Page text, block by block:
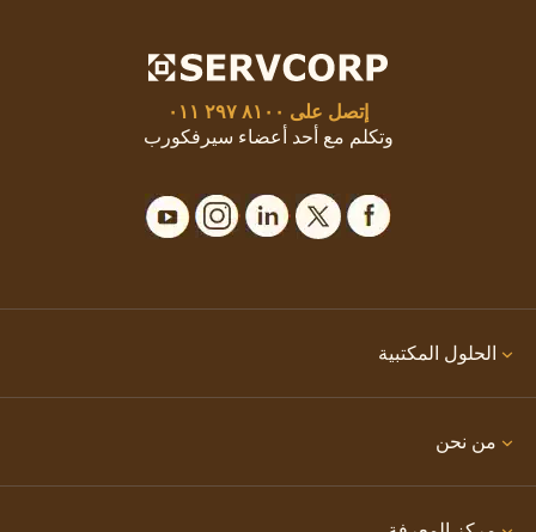
إتصل على ٨١٠٠ ٢٩٧ ٠١١
وتكلم مع أحد أعضاء سيرفكورب
الحلول المكتبية
من نحن